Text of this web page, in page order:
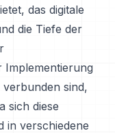
das digitale
die Tiefe der
Implementierung
sind,
sich diese
in verschiedene